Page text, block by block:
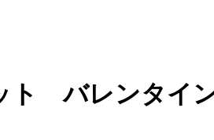
ト バレンタイ